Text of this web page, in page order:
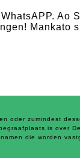
Ao
Mankato
oder zumindest
is over
die worden